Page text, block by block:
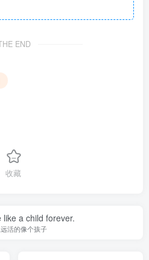
END
收藏
like a child forever.
活的像个孩子